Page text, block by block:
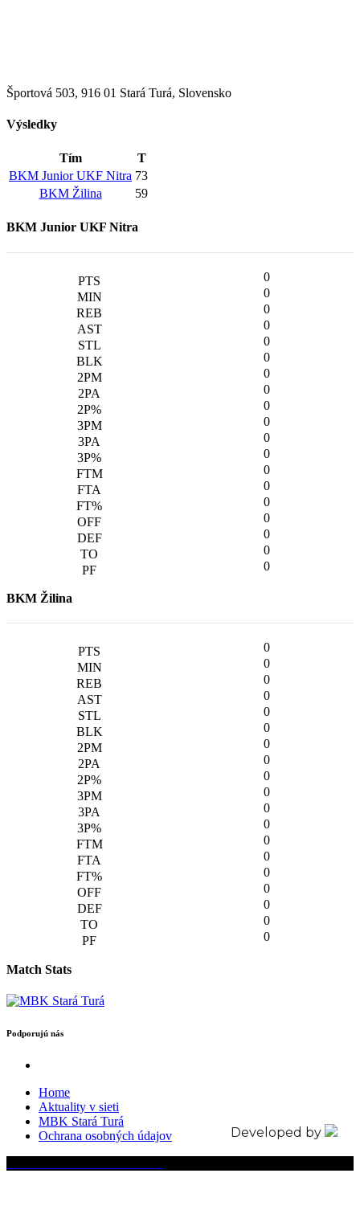
Športová 503, 916 01 Stará Turá, Slovensko
Výsledky
Tím
T
BKM Junior UKF Nitra 73
BKM Žilina
59
BKM Junior UKF Nitra
0
0
0
0
0
0
0
0
0
0
0
0
0
0
0
0
0
0
0
BKM Žilina
0
0
0
0
0
0
0
0
0
0
0
0
0
0
0
0
0
0
0
Match Stats
Podporujú nás
Home
Aktuality v sieti
MBK Stará Turá
Ochrana osobných údajov
Developed by